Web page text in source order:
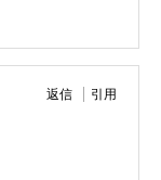
返信 引用